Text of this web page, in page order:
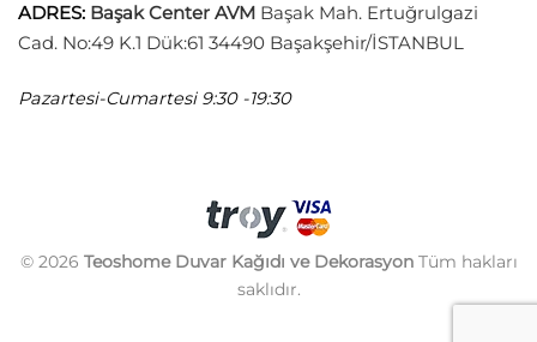
ADRES: Başak Center AVM Başak Mah. Ertuğrulgazi
Cad. No:49 K.1 Dük:61 34490 Başakşehir/İSTANBUL
Pazartesi-Cumartesi 9:30 -19:30
© 2026 Teoshome Duvar Kağıdı ve DekorasyonTüm hakları
saklıdır.